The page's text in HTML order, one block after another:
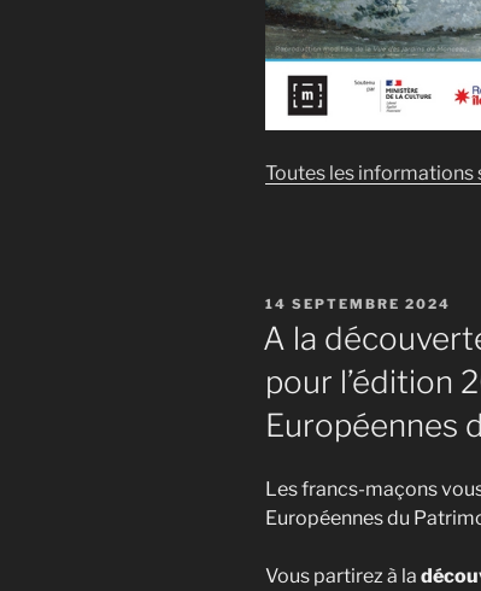
Toutes les informations
PUBLIÉ
LE
14 SEPTEMBRE 2024
A la
pour l’édition
Européennes
Les francs-maçons
Européennes du
Vous partirez à la